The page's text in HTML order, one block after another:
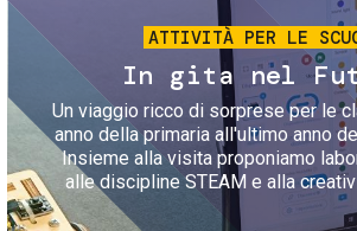
ATTIVITÀ PER LE
In gita nel
Un viaggio ricco di sorprese per le
anno della primaria all'ultimo anno
Insieme alla visita proponiamo
alle discipline STEAM e alla